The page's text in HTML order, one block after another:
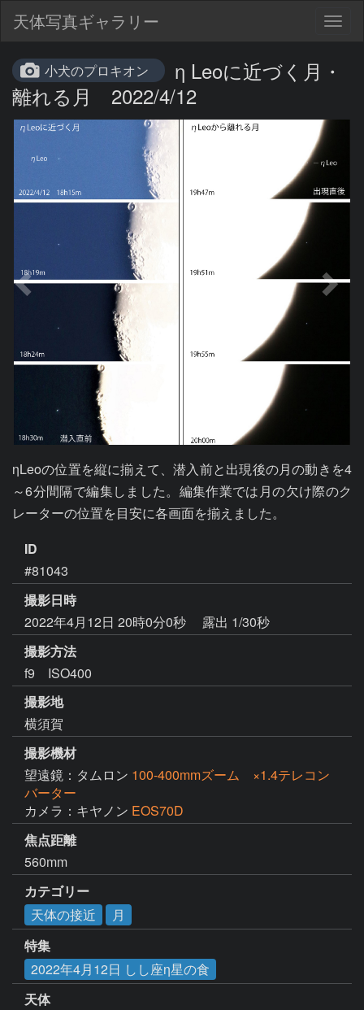
天体写真ギャラリー
小犬のプロキオン
η Leoに近づく月・
離れる月 2022/4/12
ηLeoの位置を縦に揃えて、潜入前と出現後の月の動きを4
～6分間隔で編集しました。編集作業では月の欠け際のク
レーターの位置を目安に各画面を揃えました。
ID
#81043
撮影日時
2022年4月12日 20時0分0秒
露出 1/30秒
撮影方法
f9 ISO400
撮影地
横須賀
撮影機材
望遠鏡：タムロン 100-400mmズーム ×1.4テレコン
バーター
カメラ：キヤノン EOS70D
焦点距離
560mm
カテゴリー
天体の接近
月
特集
2022年4月12日 しし座η星の食
天体